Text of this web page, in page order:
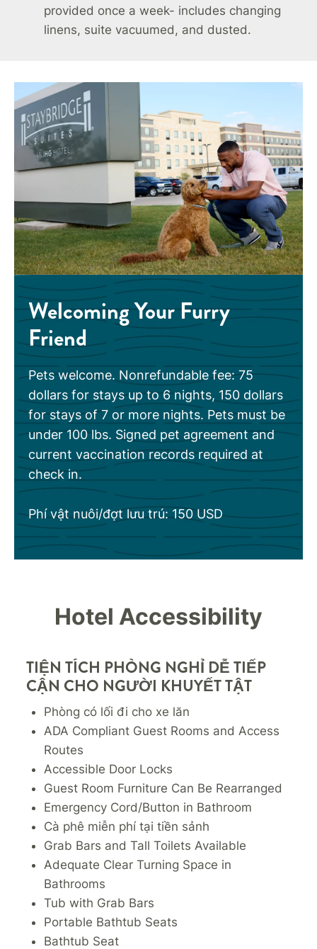
provided once a week- includes changing
linens, suite vacuumed, and dusted.
Welcoming Your Furry
Friend
Pets welcome. Nonrefundable fee: 75
dollars for stays up to 6 nights, 150 dollars
for stays of 7 or more nights. Pets must be
under 100 lbs. Signed pet agreement and
current vaccination records required at
check in.
Phí vật nuôi/đợt lưu trú: 150 USD
Hotel Accessibility
TIỆN TÍCH PHÒNG NGHỈ DỄ TIẾP
CẬN CHO NGƯỜI KHUYẾT TẬT
Phòng có lối đi cho xe lăn
ADA Compliant Guest Rooms and Access
Routes
Accessible Door Locks
Guest Room Furniture Can Be Rearranged
Emergency Cord/Button in Bathroom
Cà phê miễn phí tại tiền sảnh
Grab Bars and Tall Toilets Available
Adequate Clear Turning Space in
Bathrooms
Tub with Grab Bars
Portable Bathtub Seats
Bathtub Seat